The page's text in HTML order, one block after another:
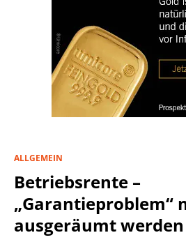
ALLGEMEIN
Betriebsrente –
„Garantieproblem“
ausgeräumt werden